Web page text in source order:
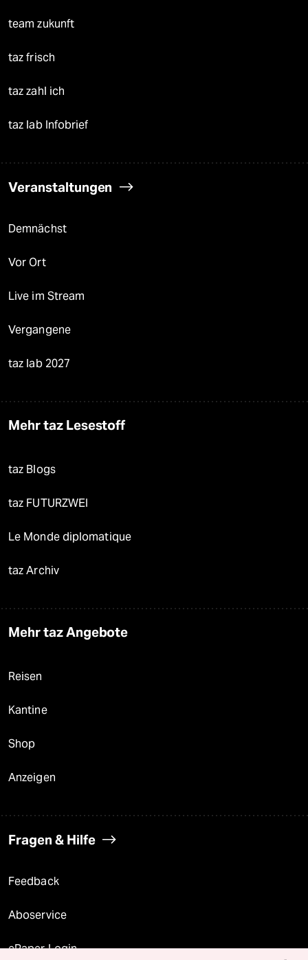
team zukunft
taz frisch
taz zahl ich
taz lab Infobrief
Veranstaltungen
Demnächst
Vor Ort
Live im Stream
Vergangene
taz lab 2027
Mehr taz Lesestoff
taz Blogs
taz FUTURZWEI
Le Monde diplomatique
taz Archiv
Mehr taz Angebote
Reisen
Kantine
Shop
Anzeigen
Fragen & Hilfe
Feedback
Aboservice
ePaper Login